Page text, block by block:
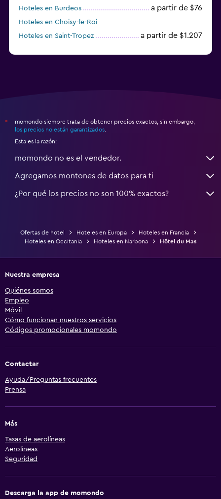
Hoteles en Burdeos a partir de $76
Hoteles en Choisy-le-Roi
Hoteles en Saint-Tropez
a partir de $1.207
*
momondo siempre trata de obtener precios exactos, sin embargo,
los precios no están garantizados
Esta es la razón:
momondo no es el vendedor.
Agregamos montones de datos para ti
¿Por qué los precios no son 100% exactos?
Ofertas de hotel Hoteles en Europa
Hoteles en Francia
Hoteles en Occitania
Hoteles en Narbona Hôtel du Mas
Nuestra empresa
Quiénes somos
Empleo
Móvil
Cómo funcionan nuestros servicios
Códigos promocionales momondo
Contactar
Ayuda/Preguntas frecuentes
Prensa
Más
Tasas de aerolíneas
Aerolíneas
Seguridad
Descarga la app de momondo